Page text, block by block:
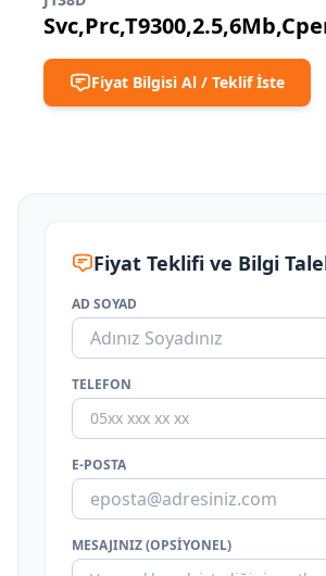
Fiyat Bilgisi Al / Teklif İste
Fiyat Teklifi ve Bilgi
AD SOYAD
TELEFON
E-POSTA
MESAJINIZ (OPSIYONEL)